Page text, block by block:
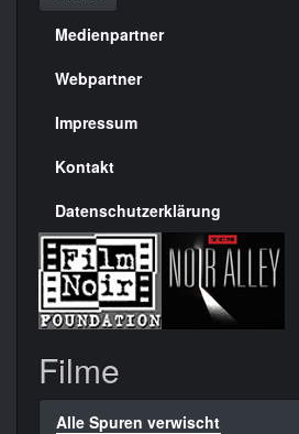
Menülinks
rechte
Seite
Medienpartner
Webpartner
Impressum
Kontakt
Datenschutzerklärung
Filme
Alle Spuren verwischt